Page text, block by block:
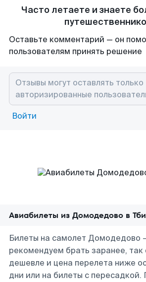
Часто летаете и знаете
Оставьте комментарий — он
пользователям принять решение
Войти
Авиабилеты из Домодедово в
Билеты на самолет Домодедово
рекомендуем брать заранее, так
дешевле и цена перелета ниже
дни или на билеты с